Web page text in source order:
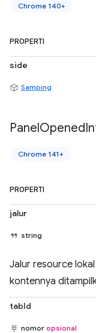
Chrome 140+
PROPERTI
side
Samping
PanelOpened
Chrome 141+
PROPERTI
jalur
string
Jalur resource
kontennya
tabId
nomor opsional